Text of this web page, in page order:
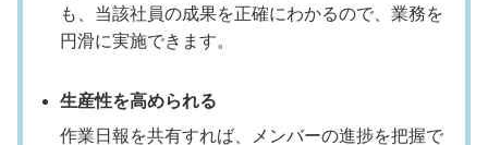
も、当該社員の成果を正確にわかるので、業務を
円滑に実施できます。
生産性を高められる
作業日報を共有すれば、メンバーの進捗を把握で